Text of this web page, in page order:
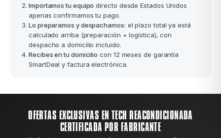
Importamos tu equipo directo desde Estados Unidos
apenas confirmamos tu pago.
Lo preparamos y despachamos: el plazo total ya está
calculado arriba (preparación + logística), con
despacho a domicilio incluido.
Recibes en tu domicilio con 12 meses de garantía
SmartDeal y factura electrónica.
OFERTAS EXCLUSIVAS EN TECH REACONDICIONADA
CERTIFICADA POR FABRICANTE